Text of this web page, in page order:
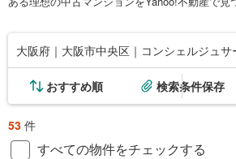
大阪府｜大阪市中央区｜コンシェルジュサ
おすすめ順 検索条件保存
53 件
すべての物件をチェックする